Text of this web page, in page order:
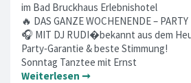
im Bad Bruckhaus Erlebnishotel
🔥 DAS GANZE WOCHENENDE –
🎧 MIT DJ RUDI�bekannt aus dem
Party‑Garantie & beste Stimmung!
Sonntag Tanztee mit Ernst
Weiterlesen ➞